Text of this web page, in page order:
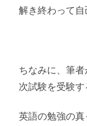
解き終わって自
ちなみに、筆
次試験を受験す
英語の勉強の